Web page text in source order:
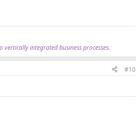
vertically integrated business processes.
#10